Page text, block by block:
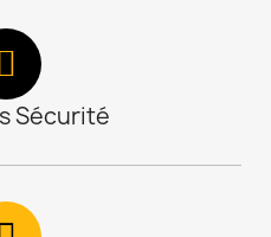
Sécurité